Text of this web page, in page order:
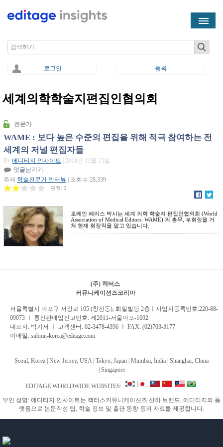
Search
로그인 등록
You are here
세계의학학술지편집인협의회
전문가
WAME : 보다 높은 수준의 편집을 위해 적극 참여하는 전
세계의 저널 편집자들
By 에디티지 인사이트
| 2014년 12월 15일
덧글남기기
주제 학술전문가 인터뷰 | 조회수 28,339
평점: 2
로레인 페리스 박사는 세계 의학 학술지 편집인협의회 (World
Association of Medical Editors: WAME) 의 총무, 부회장을 거
쳐 현재 회장직을 맡고 있습니다.
(주) 캑터스
커뮤니케이션즈코리아
서 울특별시 마포구 서강로 105 (창전동), 화일빌딩 2층 ㅣ사업자등록번호:220-88-
09073 ㅣ 통신판매업신고번호: 제2011-서울마포-1692
대표자: 박기서 ㅣ 고객센터: 02-3478-4396 ㅣ FAX: (02)703-3177
이메일: submit-korea@editage.com
Seoul, Korea | New Jersey, USA | Tokyo, Japan | Mumbai, India | Shanghai, China
Singapore
EDITAGE WORLDWIDE WEBSITES:
부인 성명: 에디티지 인사이트는 캑터스커뮤니케이션즈 산하 브랜드, 에디티지의 플
랫폼으로 논문작성 팁, 학술 정보 및 출판 동향 등의 자료를 제공합니다.